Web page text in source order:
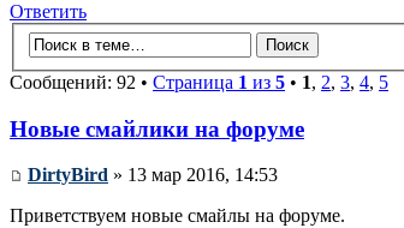
Ответить
Сообщений: 92 • Страница 1 из 5 • 1, 2, 3, 4, 5
Новые смайлики на форуме
DirtyBird » 13 мар 2016, 14:53
Приветствуем новые смайлы на форуме.